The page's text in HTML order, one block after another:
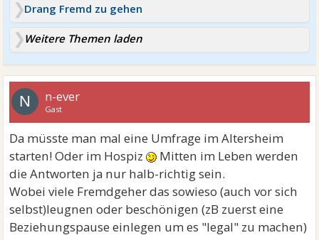
Drang Fremd zu gehen
Weitere Themen laden
N n-ever
Gast
Da müsste man mal eine Umfrage im Altersheim
starten! Oder im Hospiz
Mitten im Leben werden
die Antworten ja nur halb-richtig sein.
Wobei viele Fremdgeher das sowieso (auch vor sich
selbst)leugnen oder beschönigen (zB zuerst eine
Beziehungspause einlegen um es "legal" zu machen)